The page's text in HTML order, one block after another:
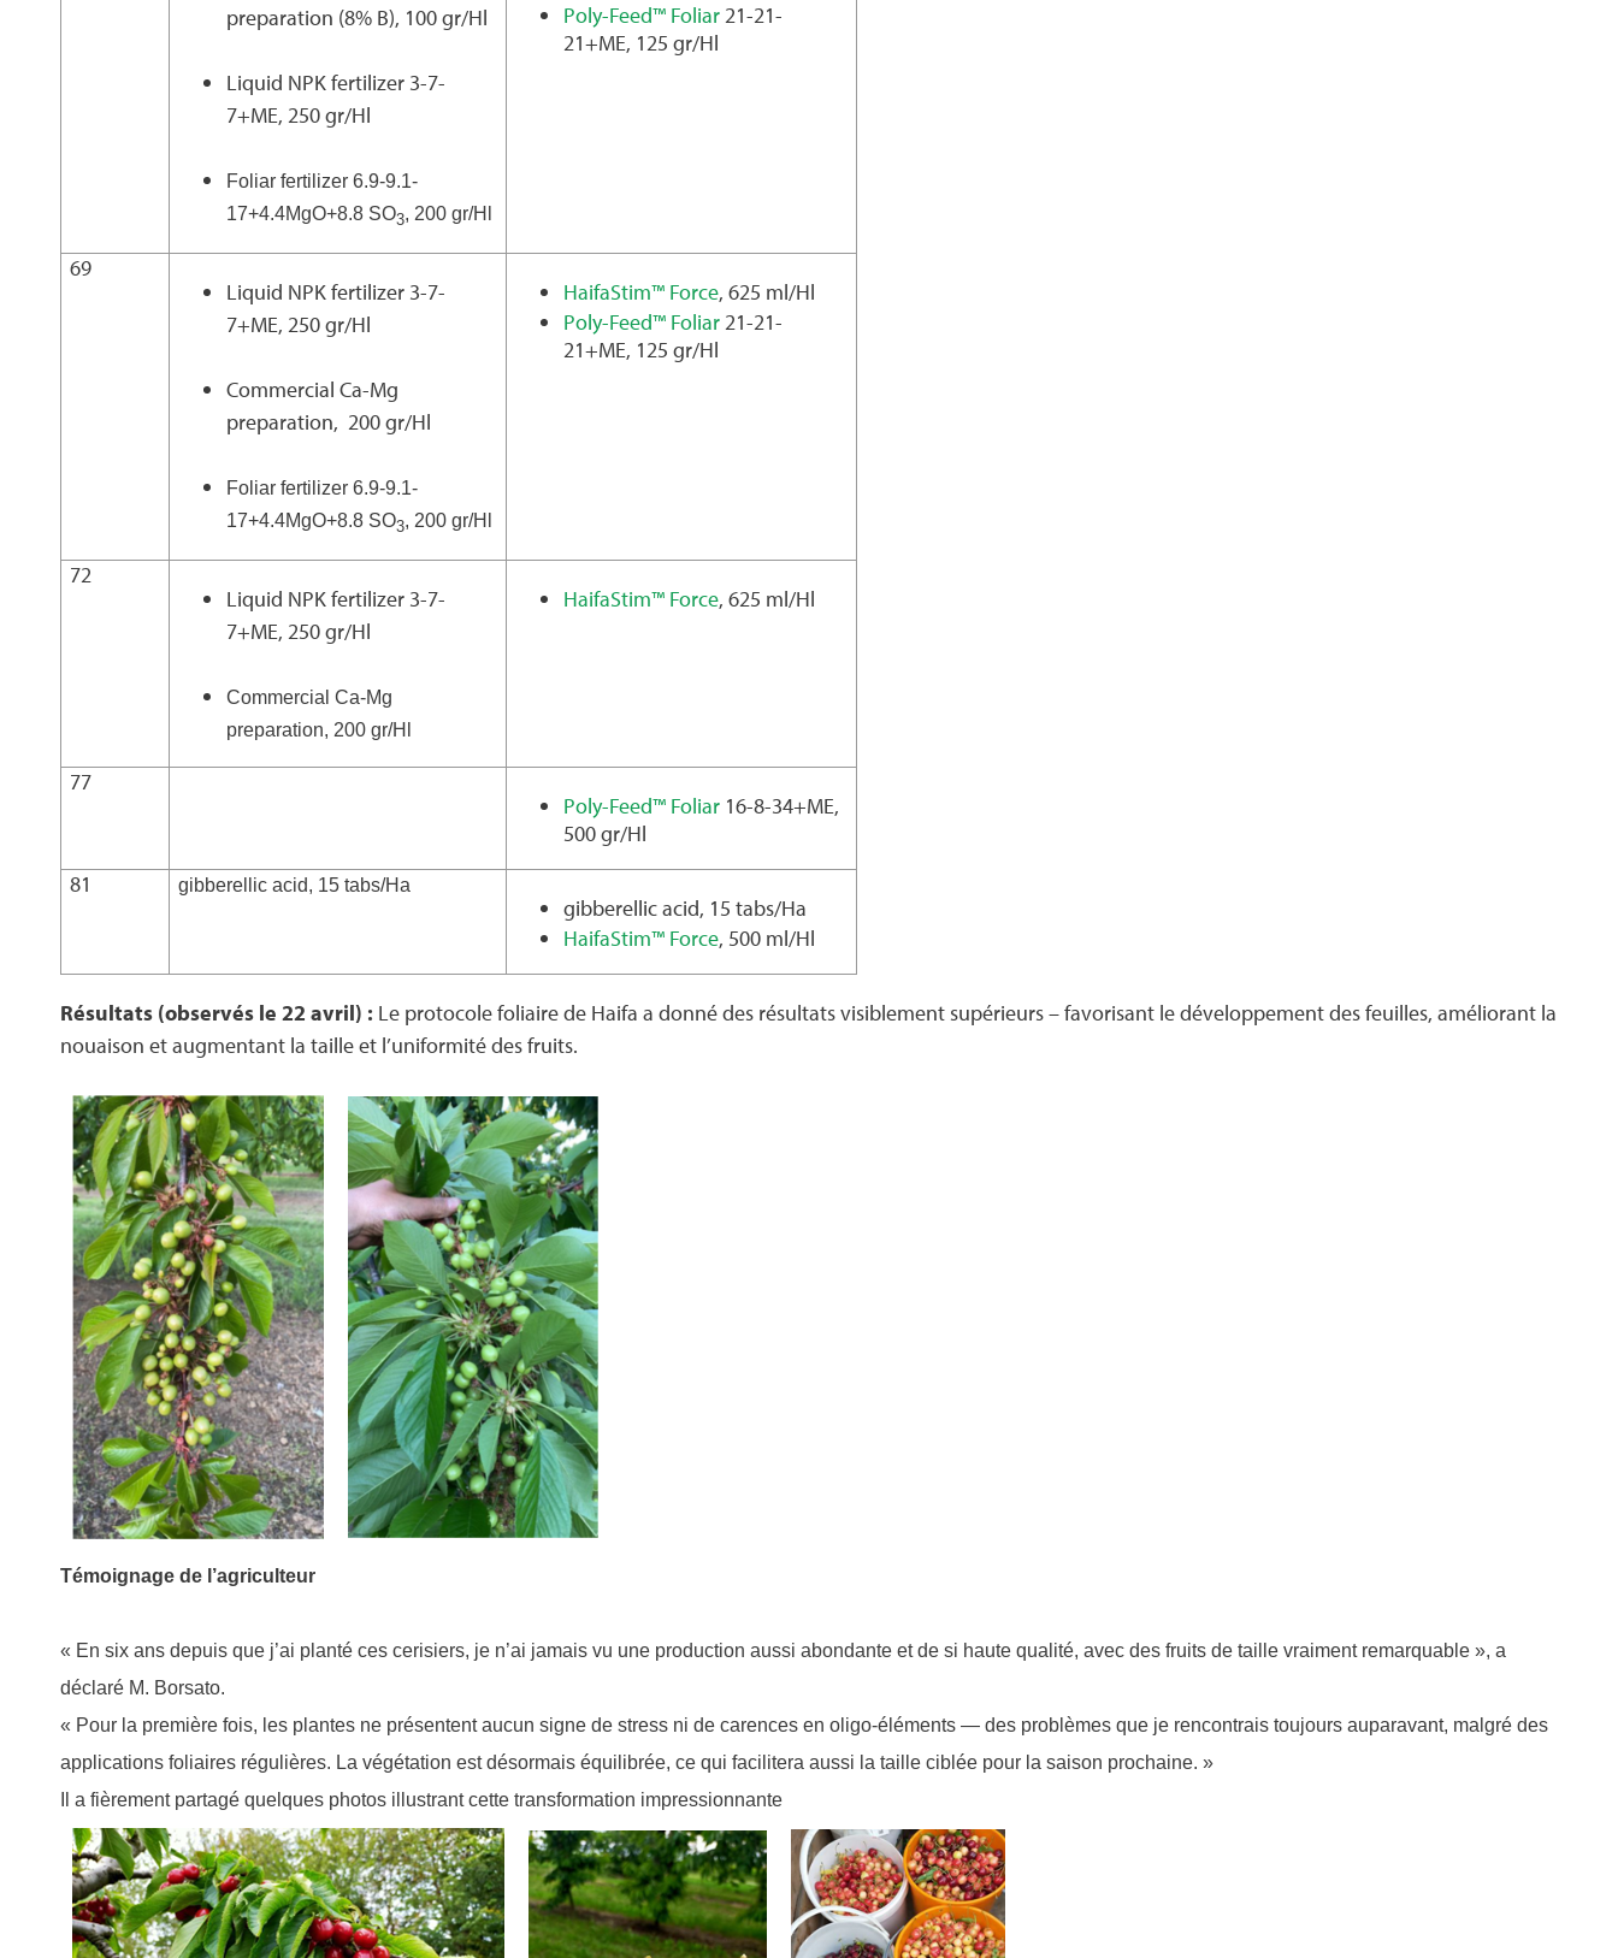
preparation (8% B), 100 gr/Hl
Liquid NPK fertilizer 3-7-
7+ME, 250 gr/Hl
Foliar fertilizer 6.9-9.1-
17+4.4MgO+8.8 SO3, 200 gr/Hl
Poly-Feed™ Foliar21-21-
21+ME, 125 gr/Hl
69
Liquid NPK fertilizer 3-7-
7+ME, 250 gr/Hl
Commercial Ca-Mg
preparation, 200 gr/Hl
Foliar fertilizer 6.9-9.1-
17+4.4MgO+8.8 SO3, 200 gr/Hl
HaifaStim™ Force, 625 ml/Hl
Poly-Feed™ Foliar21-21-
21+ME, 125 gr/Hl
72
Liquid NPK fertilizer 3-7-
7+ME, 250 gr/Hl
Commercial Ca-Mg
preparation, 200 gr/Hl
HaifaStim™ Force, 625 ml/Hl
77
Poly-Feed™ Foliar 16-8-34+ME,
500 gr/Hl
81
gibberellic acid, 15 tabs/Ha
gibberellic acid, 15 tabs/Ha
HaifaStim™ Force, 500 ml/Hl
Résultats (observés le 22 avril) : Le protocole foliaire de Haifa a donné des résultats visiblement supérieurs – favorisant le développement des feuilles, améliorant la
nouaison et augmentant la taille et l’uniformité des fruits.
Témoignage de l’agriculteur
« En six ans depuis que j’ai planté ces cerisiers, je n’ai jamais vu une production aussi abondante et de si haute qualité, avec des fruits de taille vraiment remarquable », a
déclaré M. Borsato.
« Pour la première fois, les plantes ne présentent aucun signe de stress ni de carences en oligo-éléments — des problèmes que je rencontrais toujours auparavant, malgré des
applications foliaires régulières. La végétation est désormais équilibrée, ce qui facilitera aussi la taille ciblée pour la saison prochaine. »
Il a fièrement partagé quelques photos illustrant cette transformation impressionnante